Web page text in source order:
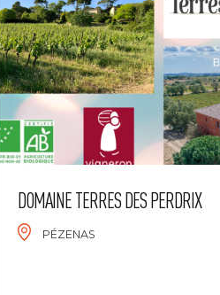
DOMAINE TERRES DES PERDRIX
PÉZENAS